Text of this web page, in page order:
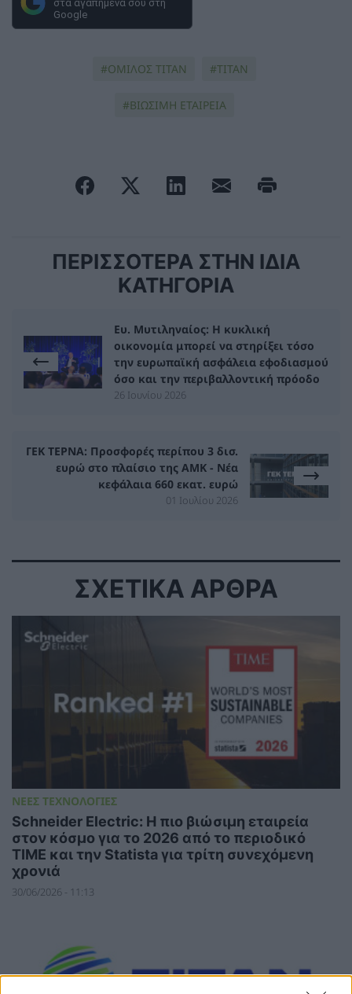
στα αγαπημένα σου στη
Google
ΟΜΙΛΟΣ ΤΙΤΑΝ TITAN
ΒΙΩΣΙΜΗ ΕΤΑΙΡΕΙΑ
ΠΕΡΙΣΣΟΤΕΡΑ ΣΤΗΝ ΙΔΙΑ
ΚΑΤΗΓΟΡΙΑ
Ευ. Μυτιληναίος: Η κυκλική
οικονομία μπορεί να στηρίξει τόσο
την ευρωπαϊκή ασφάλεια εφοδιασμού
όσο και την περιβαλλοντική πρόοδο
26 Ιουνίου 2026
ΓΕΚ ΤΕΡΝΑ: Προσφορές περίπου 3 δισ.
ευρώ στο πλαίσιο της ΑΜΚ - Νέα
κεφάλαια 660 εκατ. ευρώ
01 Ιουλίου 2026
ΣΧΕΤΙΚΑ ΑΡΘΡΑ
ΝΕΕΣ ΤΕΧΝΟΛΟΓΙΕΣ
Schneider Electric: Η πιο βιώσιμη εταιρεία
στον κόσμο για το 2026 από το περιοδικό
TIME και την Statista για τρίτη συνεχόμενη
χρονιά
30/06/2026 - 11:13